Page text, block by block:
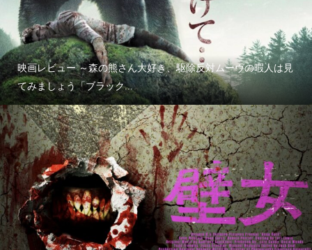
映画レビュー ～森の熊さん大好き、駆除反対ムーヴの暇人は見
てみましょう「ブラック...